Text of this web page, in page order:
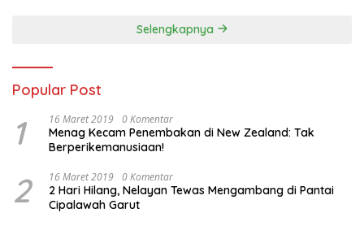
Selengkapnya
Popular Post
1 16 Maret 2019 0 Komentar
Menag Kecam Penembakan di New Zealand: Tak
Berperikemanusiaan!
2 16 Maret 2019 0 Komentar
2 Hari Hilang, Nelayan Tewas Mengambang di Pantai
Cipalawah Garut